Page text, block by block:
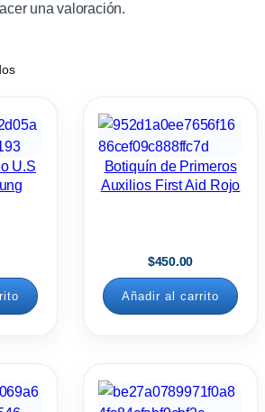
una valoración.
U.S
Botiquín de Primeros
Auxilios First Aid Rojo
$450.00
Añadir al carrito